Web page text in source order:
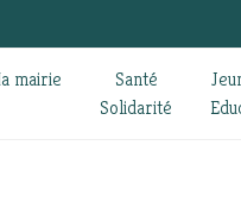
mairie
Santé
Solidarité